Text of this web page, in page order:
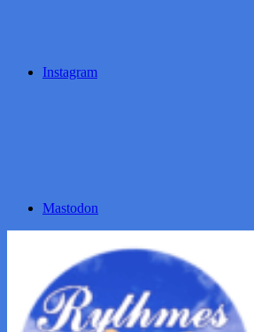
Instagram
Mastodon